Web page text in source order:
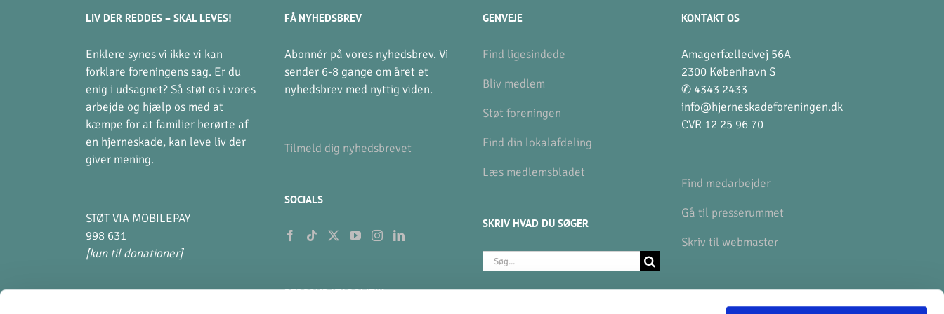
LIV DER REDDES – SKAL LEVES!
Enklere synes vi ikke vi kan
forklare foreningens sag. Er du
enig i udsagnet? Så støt os i vores
arbejde og hjælp os med at
kæmpe for at familier berørte af
en hjerneskade, kan leve liv der
giver mening.
STØT VIA MOBILEPAY
998 631
[kun til donationer]
FÅ NYHEDSBREV
Abonnér på vores nyhedsbrev. Vi
sender 6-8 gange om året et
nyhedsbrev med nyttig viden.
Tilmeld dig nyhedsbrevet
SOCIALS
PERSONDATAPOLITIK
GENVEJE
Find ligesindede
Bliv medlem
Støt foreningen
Find din lokalafdeling
Læs medlemsbladet
SKRIV HVAD DU SØGER
Søg
KONTAKT OS
Amagerfælledvej 56A
2300 København S
✆ 4343 2433
info@hjerneskadeforeningen.dk
CVR 12 25 96 70
Find medarbejder
Gå til presserummet
Skriv til webmaster